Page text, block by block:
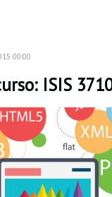
00:00
ISIS